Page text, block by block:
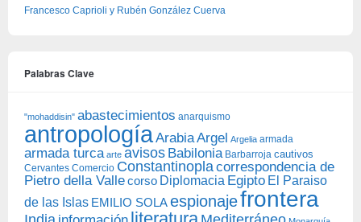
Francesco Caprioli y Rubén González Cuerva
Palabras Clave
"mohaddisin" abastecimientos anarquismo
antropología ArabiaArgel Argelia armada
armada turca arte avisos Babilonia Barbarroja cautivos
Cervantes Comercio Constantinopla correspondencia de
Pietro della Vallecorso Diplomacia Egipto El Paraiso
de las Islas EMILIO SOLAespionajefrontera
literatura